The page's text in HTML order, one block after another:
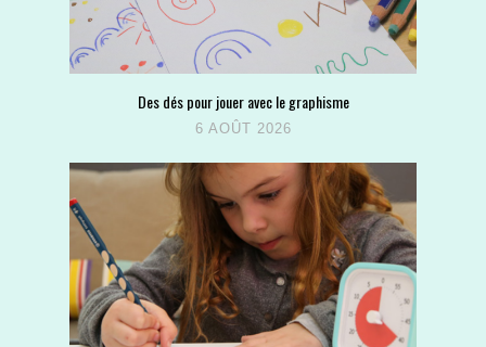
Des dés pour jouer avec le graphisme
6 AOÛT 2026